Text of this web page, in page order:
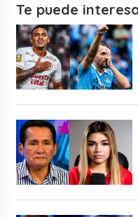
Te puede